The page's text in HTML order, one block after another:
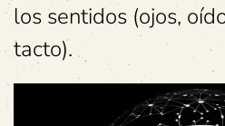
los sentidos (ojos,
tacto).